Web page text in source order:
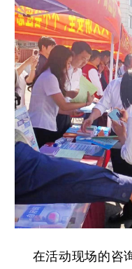
在活动现场的咨询